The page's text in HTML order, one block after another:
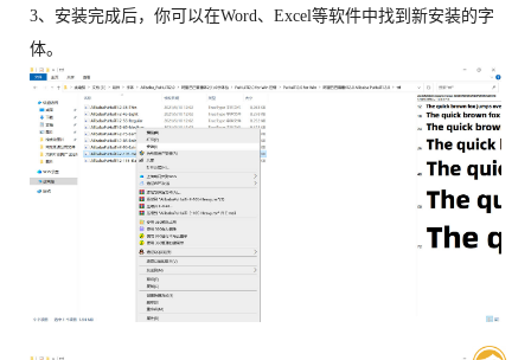
3、安装完成后，你可以在Word、Excel等软件中找到新安装的字
体。